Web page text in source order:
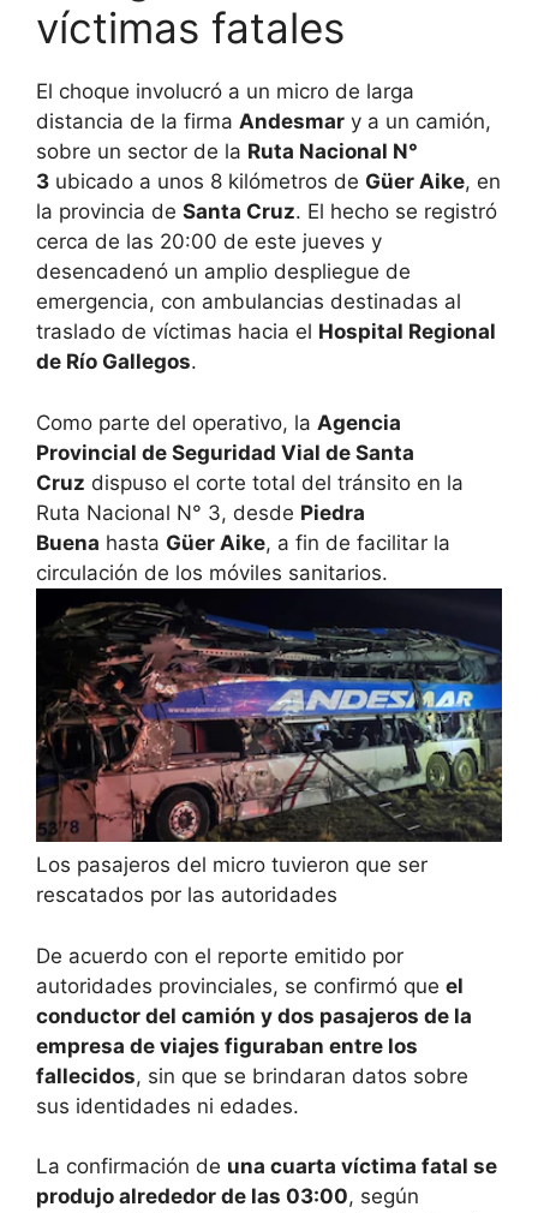
víctimas fatales
El choque involucró a un micro de larga
distancia de la firma Andesmar y a un camión,
sobre un sector de la Ruta Nacional N°
3 ubicado a unos 8 kilómetros de Güer Aike, en
la provincia de Santa Cruz. El hecho se registró
cerca de las 20:00 de este jueves y
desencadenó un amplio despliegue de
emergencia, con ambulancias destinadas al
traslado de víctimas hacia el Hospital Regional
de Río Gallegos.
Como parte del operativo, la Agencia
Provincial de Seguridad Vial de Santa
Cruz dispuso el corte total del tránsito en la
Ruta Nacional N° 3, desde Piedra
Buena hasta Güer Aike, a fin de facilitar la
circulación de los móviles sanitarios.
Los pasajeros del micro tuvieron que ser
rescatados por las autoridades
De acuerdo con el reporte emitido por
autoridades provinciales, se confirmó que el
conductor del camión y dos pasajeros de la
empresa de viajes figuraban entre los
fallecidos, sin que se brindaran datos sobre
sus identidades ni edades.
La confirmación de una cuarta víctima fatal se
produjo alrededor de las 03:00, según